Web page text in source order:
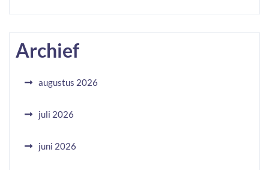
Archief
augustus 2026
juli 2026
juni 2026